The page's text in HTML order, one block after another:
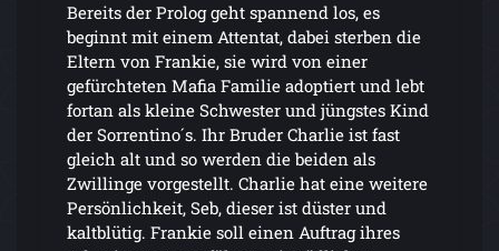
Bereits der Prolog geht spannend los, es
beginnt mit einem Attentat, dabei sterben die
Eltern von Frankie, sie wird von einer
gefürchteten Mafia Familie adoptiert und lebt
fortan als kleine Schwester und jüngstes Kind
der Sorrentino´s. Ihr Bruder Charlie ist fast
gleich alt und so werden die beiden als
Zwillinge vorgestellt. Charlie hat eine weitere
Persönlichkeit, Seb, dieser ist düster und
kaltblütig. Frankie soll einen Auftrag ihres